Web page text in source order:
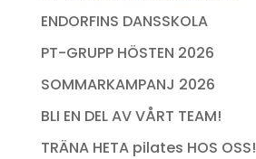
ENDORFINS DANSSKOLA
PT-GRUPP HÖSTEN 2026
SOMMARKAMPANJ 2026
BLI EN DEL AV VÅRT TEAM!
TRÄNA HETA pilates HOS OSS!